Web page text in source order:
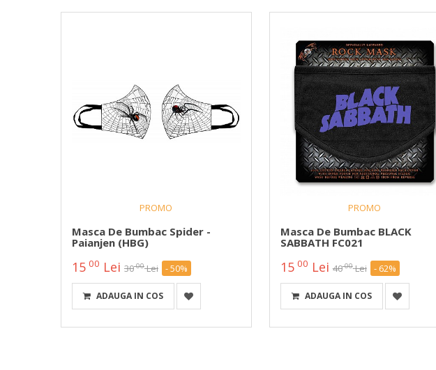
PROMO
Masca De Bumbac Spider -
Paianjen (HBG)
15 00 Lei 3000 Lei - 50%
ADAUGA IN COS
PROMO
Masca De Bumbac BLACK
SABBATH FC021
15 00 Lei 4000 Lei - 62%
ADAUGA IN COS